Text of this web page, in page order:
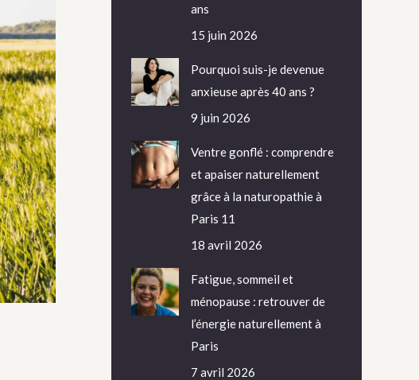
ans
15 juin 2026
Pourquoi suis-je devenue
anxieuse après 40 ans ?
9 juin 2026
Ventre gonflé : comprendre
et apaiser naturellement
grâce à la naturopathie à
Paris 11
18 avril 2026
Fatigue, sommeil et
ménopause : retrouver de
l’énergie naturellement à
Paris
7 avril 2026